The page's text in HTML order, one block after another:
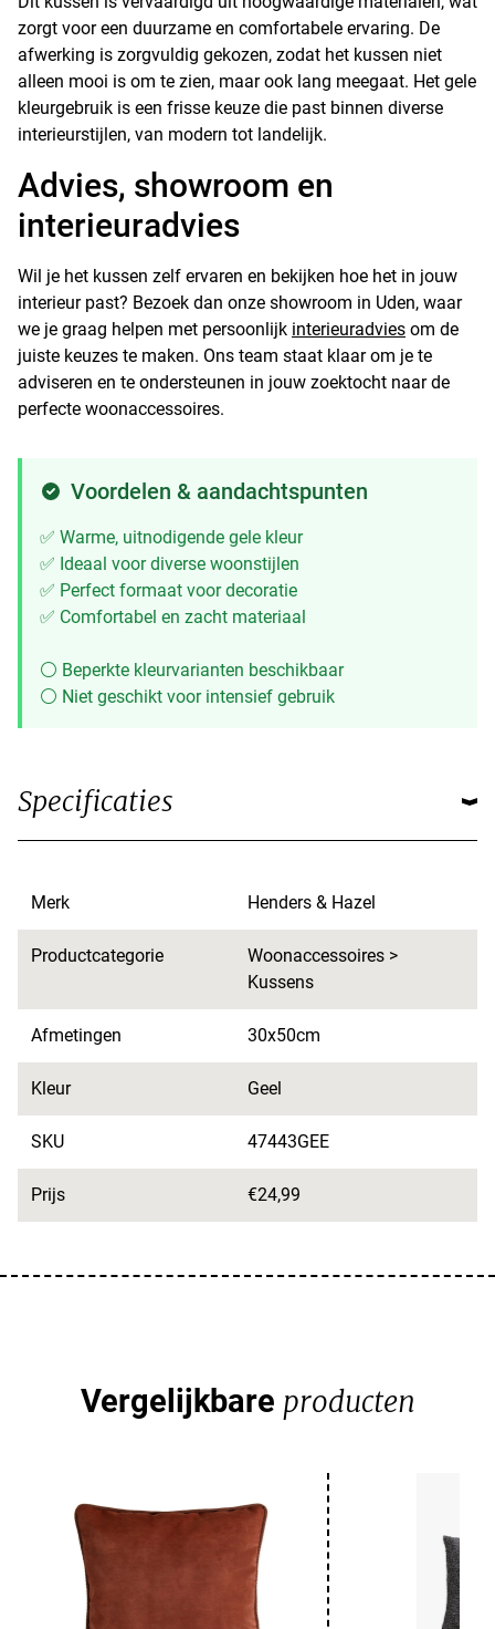
zorgt voor een duurzame en comfortabele ervaring. De
afwerking is zorgvuldig gekozen, zodat het kussen niet
alleen mooi is om te zien, maar ook lang meegaat. Het gele
kleurgebruik is een frisse keuze die past binnen diverse
interieurstijlen, van modern tot landelijk.
Advies, showroom en
interieuradvies
Wil je het kussen zelf ervaren en bekijken hoe het in jouw
interieur past? Bezoek dan onze showroom in Uden, waar
we je graag helpen met persoonlijk interieuradvies om de
juiste keuzes te maken. Ons team staat klaar om je te
adviseren en te ondersteunen in jouw zoektocht naar de
perfecte woonaccessoires.
Voordelen & aandachtspunten
✅ Warme, uitnodigende gele kleur
✅ Ideaal voor diverse woonstijlen
✅ Perfect formaat voor decoratie
✅ Comfortabel en zacht materiaal
⚪ Beperkte kleurvarianten beschikbaar
⚪ Niet geschikt voor intensief gebruik
Specificaties
Merk Henders & Hazel
Productcategorie
Woonaccessoires >
Kussens
Afmetingen 30x50cm
Kleur Geel
SKU 47443GEE
Prijs €24,99
Vergelijkbare producten